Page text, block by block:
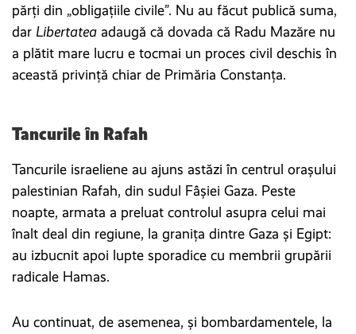
părți din „obligaţiile civile”. Nu au făcut publică suma,
dar Libertatea adaugă că dovada că Radu Mazăre nu
a plătit mare lucru e tocmai un proces civil deschis în
această privință chiar de Primăria Constanța.
Tancurile în Rafah
Tancurile israeliene au ajuns astăzi în centrul orașului
palestinian Rafah, din sudul Fâșiei Gaza. Peste
noapte, armata a preluat controlul asupra celui mai
înalt deal din regiune, la granița dintre Gaza și Egipt:
au izbucnit apoi lupte sporadice cu membrii grupării
radicale Hamas.
Au continuat, de asemenea, și bombardamentele, la